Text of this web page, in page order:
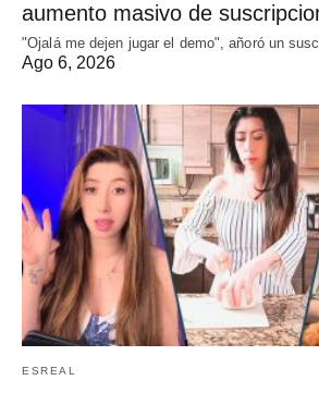
aumento masivo de
"Ojalá me dejen jugar el demo", añoró un
Ago 6, 2026
ESREAL